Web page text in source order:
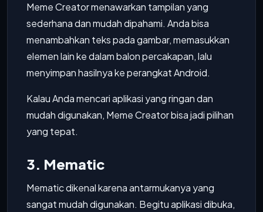
Meme Creator menawarkan tampilan yang
sederhana dan mudah dipahami. Anda bisa
menambahkan teks pada gambar, memasukkan
elemen lain ke dalam balon percakapan, lalu
menyimpan hasilnya ke perangkat Android.
Kalau Anda mencari aplikasi yang ringan dan
mudah digunakan, Meme Creator bisa jadi pilihan
yang tepat.
3. Mematic
Mematic dikenal karena antarmukanya yang
sangat mudah digunakan. Begitu aplikasi dibuka,